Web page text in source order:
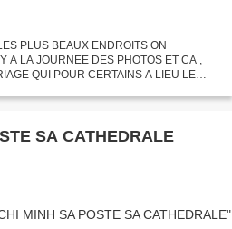
PLUS BEAUX ENDROITS ON
A LA JOURNEE DES PHOTOS ET CA ,
QUI POUR CERTAINS A LIEU LE
SA CATHEDRALE